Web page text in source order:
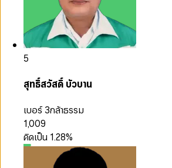
5
สุทธิ์สวัสดิ์ บัวบาน
เบอร์ 3กล้าธรรม
1,009
คิดเป็น 1.28%